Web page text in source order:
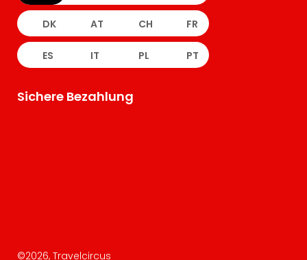
DK AT CH FR
ES IT PL PT
Sichere Bezahlung
©2026, Travelcircus